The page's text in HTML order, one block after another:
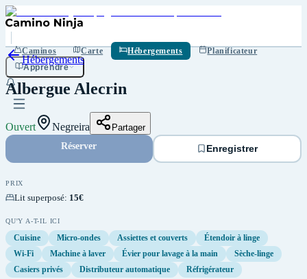
Caminos Carte Hébergements
Planificateur
Apprendre
Hébergements
Albergue Alecrin
Ouvert Negreira Partager
Réserver Enregistrer
PRIX
Lit superposé: 15€
QU'Y A-T-IL ICI
Cuisine Micro-ondes Assiettes et couverts
Étendoir à linge
Wi-Fi
Machine à laver Évier pour lavage à la main
Sèche-linge
Casiers privés
Distributeur automatique Réfrigérateur